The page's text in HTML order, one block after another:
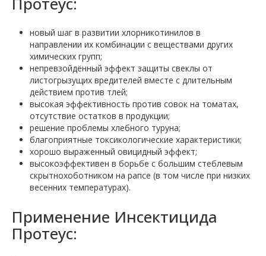
новый шаг в развитии хлорникотинилов в
направлении их комбинации с веществами других
химических групп;
непревзойдённый эффект защиты свеклы от
листогрызущих вредителей вместе с длительным
действием против тлей;
высокая эффективность против совок на томатах,
отсутствие остатков в продукции;
решение проблемы хлебного туруна;
благоприятные токсикологические характеристики;
хорошо выраженный овицидный эффект;
высокоэффективен в борьбе с большим стеблевым
скрытнохоботником на рапсе (в том числе при низких
весенних температурах).
Применение Инсектицида
Протеус: